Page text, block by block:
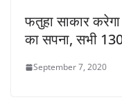
फतुहा साकार
का सपना, सभी
September 7, 2020